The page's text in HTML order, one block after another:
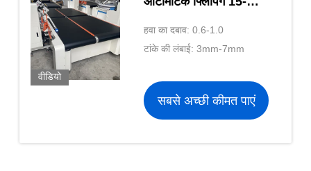
वीडियो
20pcs/h टेप एज मशीन
50-500mm सिलाई मोटाई
हवा का दबाव: 0.6-1.0
टांके की लंबाई: 3mm-7mm
सबसे अच्छी कीमत पाएं